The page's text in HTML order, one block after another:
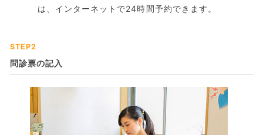
は、インターネットで24時間予約できます。
STEP2
問診票の記入